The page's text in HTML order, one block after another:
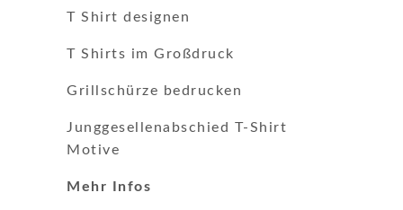
T Shirt designen
T Shirts im Großdruck
Grillschürze bedrucken
Junggesellenabschied T-Shirt
Motive
Mehr Infos